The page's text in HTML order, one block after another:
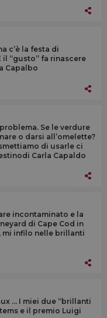
c’è la festa di
il “gusto” fa rinascere
Capalbo
Se le verdure
o darsi all’omelette?
di usarle ci
Carla Capaldo
incontaminato e la
di Cape Cod in
mi infilo nelle brillanti
… I miei due “brillanti
e il premio Luigi